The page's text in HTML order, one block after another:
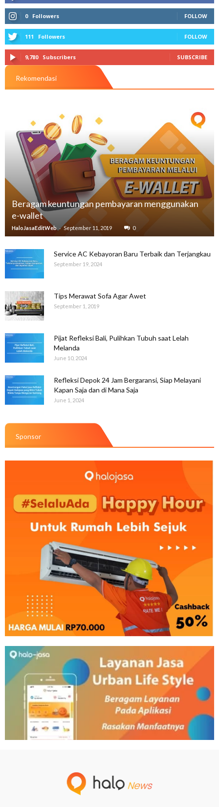
0 Followers FOLLOW
111 Followers FOLLOW
9,780 Subscribers SUBSCRIBE
Rekomendasi
Beragam keuntungan pembayaran menggunakan
e-wallet
HaloJasaEditWeb - September 11, 2019 0
Service AC Kebayoran Baru Terbaik dan Terjangkau
September 19, 2024
Tips Merawat Sofa Agar Awet
September 1, 2019
Pijat Refleksi Bali, Pulihkan Tubuh saat Lelah
Melanda
June 10, 2024
Refleksi Depok 24 Jam Bergaransi, Siap Melayani
Kapan Saja dan di Mana Saja
June 1, 2024
Sponsor